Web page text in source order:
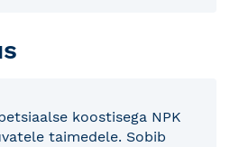
koostisega NPK
taimedele. Sobib